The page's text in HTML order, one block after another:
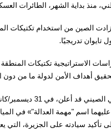
الشهر، الطائرات العسكرية الصينية 86
سبتمبر/أيلول 2020، زادت الصين من
تايوان تدريجيًا.
الاستراتيجية تكتيكات
أهداف الأمن لدولة ما من دون
وكان جيش التحرير
اسم "مهمة العدالة"» في
تأكيد سيادته على الجزيرة، التي